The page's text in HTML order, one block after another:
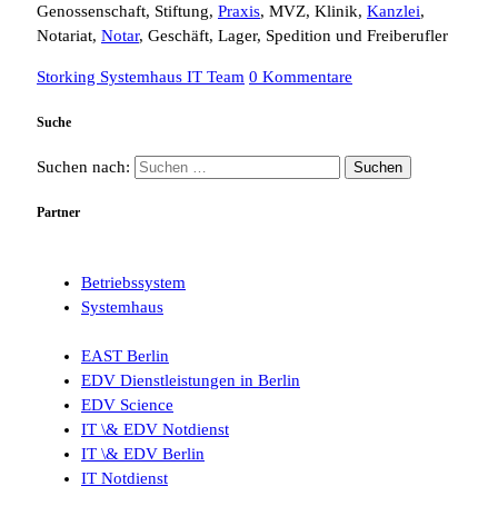
Genossenschaft, Stiftung, Praxis, MVZ, Klinik, Kanzlei,
Notariat, Notar, Geschäft, Lager, Spedition und Freiberufler
Storking Systemhaus IT Team 0 Kommentare
Suche
Suchen nach:
Partner
Betriebssystem
Systemhaus
EAST Berlin
EDV Dienstleistungen in Berlin
EDV Science
IT \& EDV Notdienst
IT \& EDV Berlin
IT Notdienst